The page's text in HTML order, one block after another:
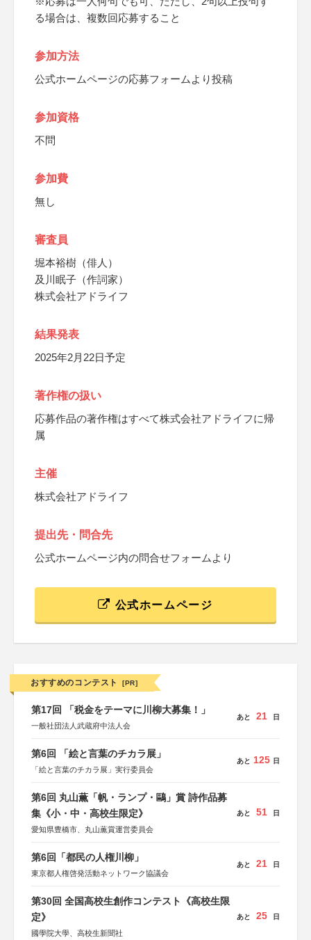
る場合は、複数回応募すること
参加方法
公式ホームページの応募フォームより投稿
参加資格
不問
参加費
無し
審査員
堀本裕樹（俳人）
及川眠子（作詞家）
株式会社アドライフ
結果発表
2025年2月22日予定
著作権の扱い
応募作品の著作権はすべて株式会社アドライフに帰
属
主催
株式会社アドライフ
提出先・問合先
公式ホームページ内の問合せフォームより
公式ホームページ
おすすめのコンテスト [PR]
第17回 「税金をテーマに川柳大募集！」
一般社団法人武蔵府中法人会
あと 21 日
第6回 「絵と言葉のチカラ展」
「絵と言葉のチカラ展」実行委員会
あと 125 日
第6回 丸山薫「帆・ランプ・鷗」賞 詩作品募
集《小・中・高校生限定》
愛知県豊橋市、丸山薫賞運営委員会
あと 51 日
第6回「都民の人権川柳」
東京都人権啓発活動ネットワーク協議会
あと 21 日
第30回 全国高校生創作コンテスト《高校生限
定》
國學院大學、高校生新聞社
あと 25 日